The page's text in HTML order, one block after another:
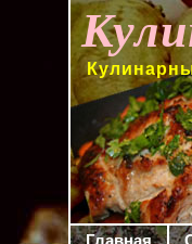
Главная